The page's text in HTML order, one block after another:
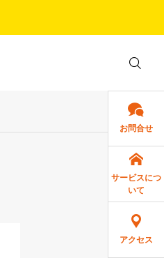
お問合せ
サービスにつ
いて
アクセス